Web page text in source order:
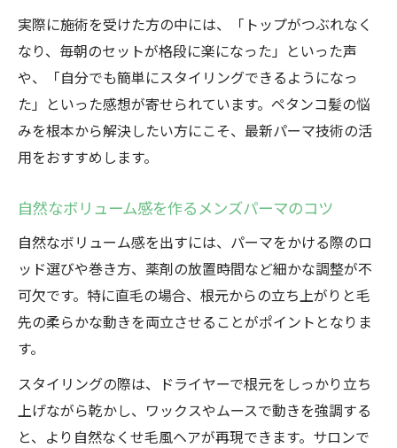
実際に施術を受けた方の中には、「トップがつぶれなく
なり、毎朝のセットが格段に楽になった」といった声
や、「自分でも簡単にスタイリングできるようになっ
た」といった感想が寄せられています。ペタンコ髪の悩
みを根本から解決したい方にこそ、最新パーマ技術の活
用をおすすめします。
自然なボリューム感を作るメンズパーマのコツ
自然なボリューム感を出すには、パーマをかける際のロ
ッド選びや巻き方、薬剤の放置時間など細かな調整が不
可欠です。特に直毛の場合、根元からの立ち上がりと毛
先の柔らかな動きを両立させることがポイントとなりま
す。
スタイリングの際は、ドライヤーで根元をしっかり立ち
上げながら乾かし、ワックスやムースで動きを強調する
と、より自然なくせ毛風ヘアが再現できます。サロンで